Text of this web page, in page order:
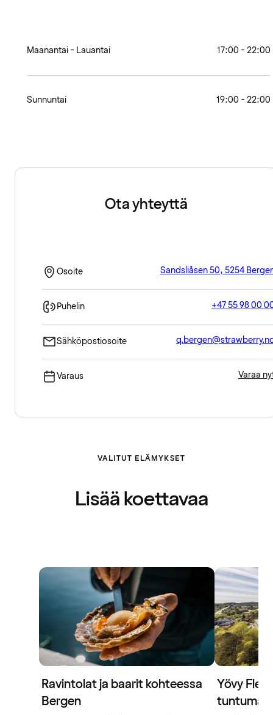
Maanantai - Lauantai 17:00 - 22:00
Sunnuntai 19:00 - 22:00
Ota yhteyttä
Osoite Sandsliåsen 50, 5254
Puhelin +47 55 98 00
Sähköpostiosoite
Varaus Varaa
VALITUT ELÄMYKSET
Lisää koettavaa
Ravintolat ja baarit kohteessa
Bergen
Yövy